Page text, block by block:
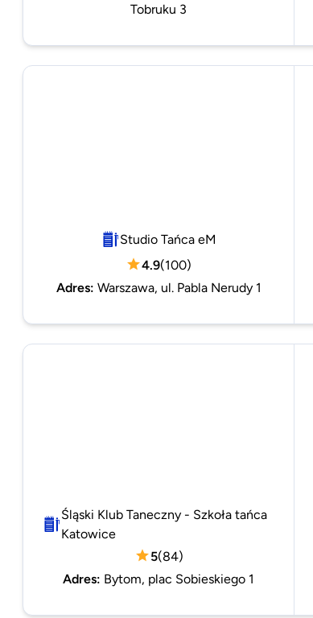
Tobruku 3
Studio Tańca eM
4.9(100)
Adres: Warszawa, ul. Pabla Nerudy 1
Śląski Klub Taneczny - Szkoła tańca
Katowice
5(84)
Adres: Bytom, plac Sobieskiego 1